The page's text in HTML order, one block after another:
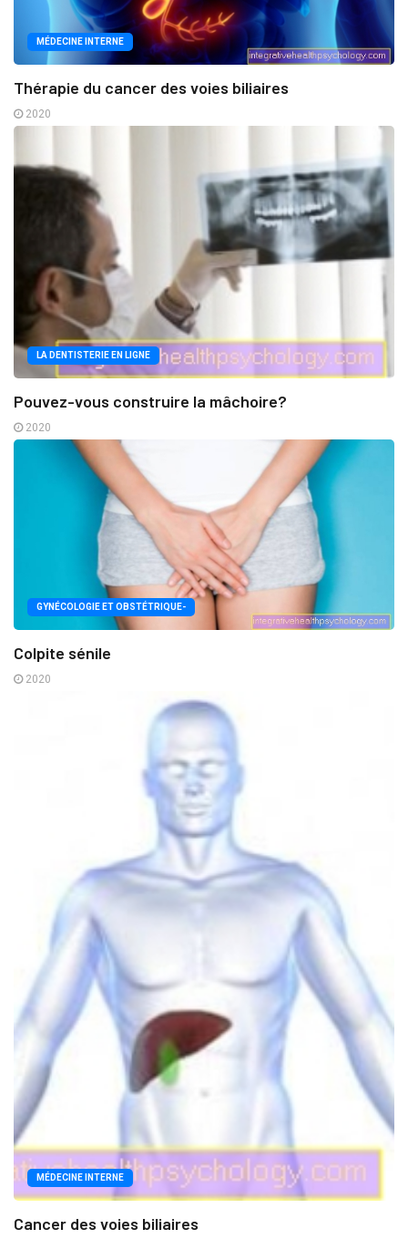
MÉDECINE INTERNE
Thérapie du cancer des voies biliaires
2020
LA DENTISTERIE EN LIGNE
Pouvez-vous construire la mâchoire?
2020
GYNÉCOLOGIE ET OBSTÉTRIQUE-
Colpite sénile
2020
MÉDECINE INTERNE
Cancer des voies biliaires